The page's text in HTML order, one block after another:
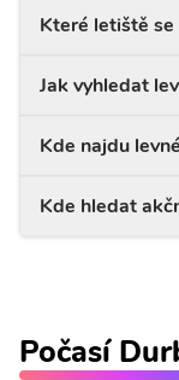
Které letiště
Jak vyhledat
Kde najdu
Kde hledat
Počasí